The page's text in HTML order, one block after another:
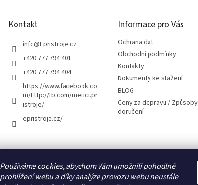
Používáme cookies, abychom Vám umožnili pohodlné
prohlížení webu a díky analýze provozu webu neustále
Kontakt
info@Epristroje.cz
+420 777 794 401
+420 777 794 404
https://www.facebook.co
m/http://fb.com/merici.pr
istroje/
epristroje.cz/
Informace pro Vás
Ochrana dat
Obchodní podmínky
Kontakty
Dokumenty ke stažení
BLOG
Ceny za dopravu / Způsoby
doručení
Kalibrace.info meteostanice.cz